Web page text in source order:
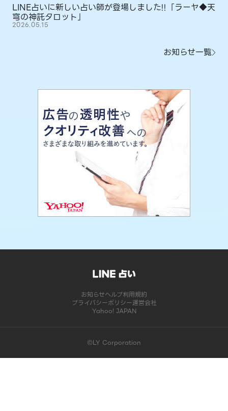
LINE占いに新しい占い師が登場しました!!「ラーヤ◆天
穹の神託タロット」
2026.05.15
お知らせ一覧
お知らせヘルプ利用規約
プライバシーポリシー運営会社
Yahoo! JAPAN
©LY Corporation
このコンテンツは掲載が終了しました | LINE占い